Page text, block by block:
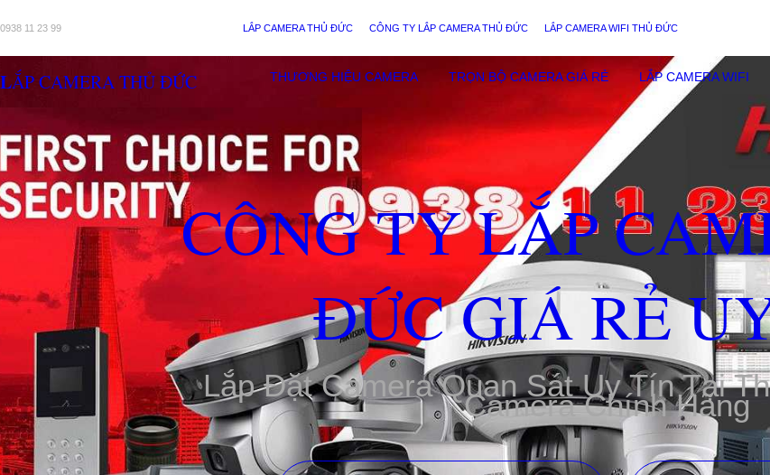
0938 11 23 99 LẮP CAMERA THỦ ĐỨC CÔNG TY LẮP CAMERA THỦ ĐỨC LẮP CAMERA WIFI THỦ ĐỨC
LẮP CAMERA THỦ ĐỨC THƯƠNG HIỆU CAMERA TRỌN BỘ CAMERA GIÁ RẺ LẮP CAMERA WIFI
CÔNG TY LẮP
ĐỨC GIÁ RẺ
Lắp Đặt Camera Quan Sát Uy Tín Tại
Camera Chính Hãng